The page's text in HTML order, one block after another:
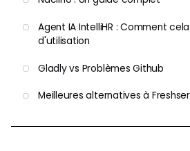
Agent IA IntelliHR : Comment
d'utilisation
Gladly vs Problèmes Github
Meilleures alternatives à